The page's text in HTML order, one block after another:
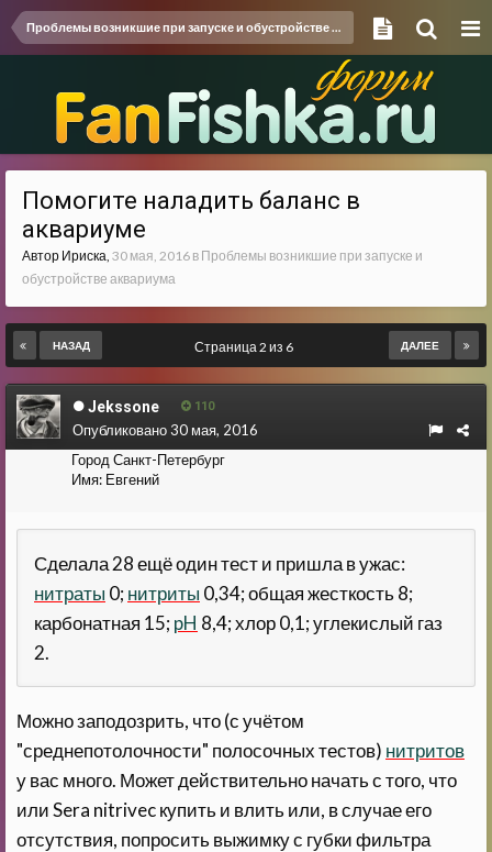
Проблемы возникшие при запуске и обустройстве аквариума
Помогите наладить баланс в
аквариуме
Автор Ириска, 30 мая, 2016 в Проблемы возникшие при запуске и
обустройстве аквариума
НАЗАД ДАЛЕЕ
Страница 2 из 6
Jekssone 110
Город Санкт-Петербург
Имя: Евгений
Опубликовано30 мая, 2016
Сделала 28 ещё один тест и пришла в ужас:
нитраты 0;нитриты 0,34; общая жесткость 8;
карбонатная 15;pH 8,4; хлор 0,1; углекислый газ
2.
Можно заподозрить, что (с учётом
"среднепотолочности" полосочных тестов) нитритов
у вас много. Может действительно начать с того, что
или Sera nitrivec купить и влить или, в случае его
отсутствия, попросить выжимку с губки фильтра